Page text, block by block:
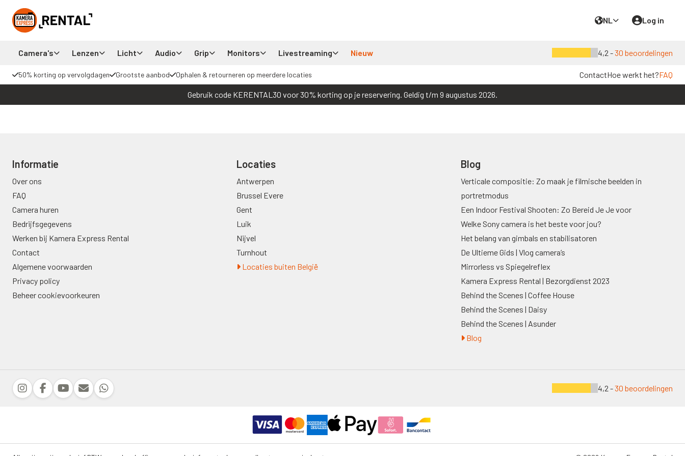
NL Log in
Camera's Lenzen Licht Audio Grip Monitors Livestreaming Nieuw 4,2 -30 beoordelingen
50% korting op vervolgdagen Grootste aanbod Ophalen & retourneren op meerdere locaties ContactHoe werkt het?FAQ
Gebruik code KERENTAL30 voor 30% korting op je reservering. Geldig t/m 9 augustus 2026.
Informatie
Over ons
FAQ
Camera huren
Bedrijfsgegevens
Werken bij Kamera Express Rental
Contact
Algemene voorwaarden
Privacy policy
Beheer cookievoorkeuren
Locaties
Antwerpen
Brussel Evere
Gent
Luik
Nijvel
Turnhout
Locaties buiten België
Blog
Verticale compositie: Zo maak je filmische beelden in
portretmodus
Een Indoor Festival Shooten: Zo Bereid Je Je voor
Welke Sony camera is het beste voor jou?
Het belang van gimbals en stabilisatoren
De Ultieme Gids | Vlog camera’s
Mirrorless vs Spiegelreflex
Kamera Express Rental | Bezorgdienst 2023
Behind the Scenes | Coffee House
Behind the Scenes | Daisy
Behind the Scenes | Asunder
Blog
4,2 -30 beoordelingen